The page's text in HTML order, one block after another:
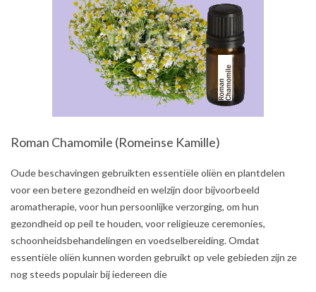
Roman Chamomile (Romeinse Kamille)
2021-
Oude beschavingen gebruikten essentiële oliën en plantdelen
voor een betere gezondheid en welzijn door bijvoorbeeld
aromatherapie, voor hun persoonlijke verzorging, om hun
gezondheid op peil te houden, voor religieuze ceremonies,
schoonheidsbehandelingen en voedselbereiding. Omdat
essentiële oliën kunnen worden gebruikt op vele gebieden zijn ze
nog steeds populair bij iedereen die